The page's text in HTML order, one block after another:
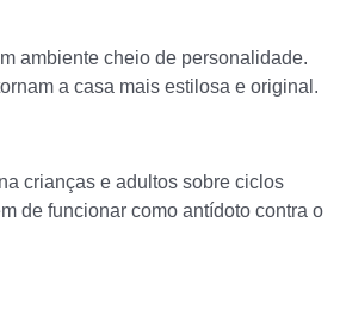
ambiente cheio de personalidade.
a casa mais estilosa e original.
crianças e adultos sobre ciclos
de funcionar como antídoto contra o